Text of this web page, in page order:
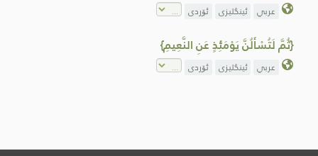
عربي ئینگلیزی ئۆردی
{ثُمَّ لَتُسْأَلُنَّ يَوْمَئِذٍ عَنِ النَّعِيمِ}
عربي ئینگلیزی ئۆردی